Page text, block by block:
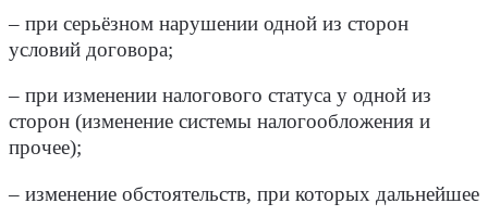
– при серьёзном нарушении одной из сторон
условий договора;
– при изменении налогового статуса у одной из
сторон (изменение системы налогообложения и
прочее);
– изменение обстоятельств, при которых дальнейшее